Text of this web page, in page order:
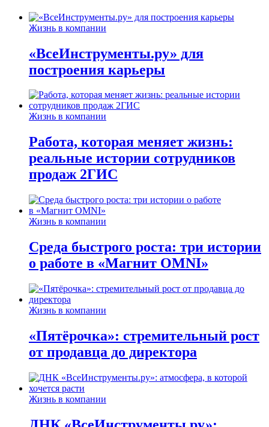
Жизнь в компании
«ВсеИнструменты.ру» для
построения карьеры
Жизнь в компании
Работа, которая меняет жизнь:
реальные истории сотрудников
продаж 2ГИС
Жизнь в компании
Среда быстрого роста: три истории
о работе в «Магнит OMNI»
Жизнь в компании
«Пятёрочка»: стремительный рост
от продавца до директора
Жизнь в компании